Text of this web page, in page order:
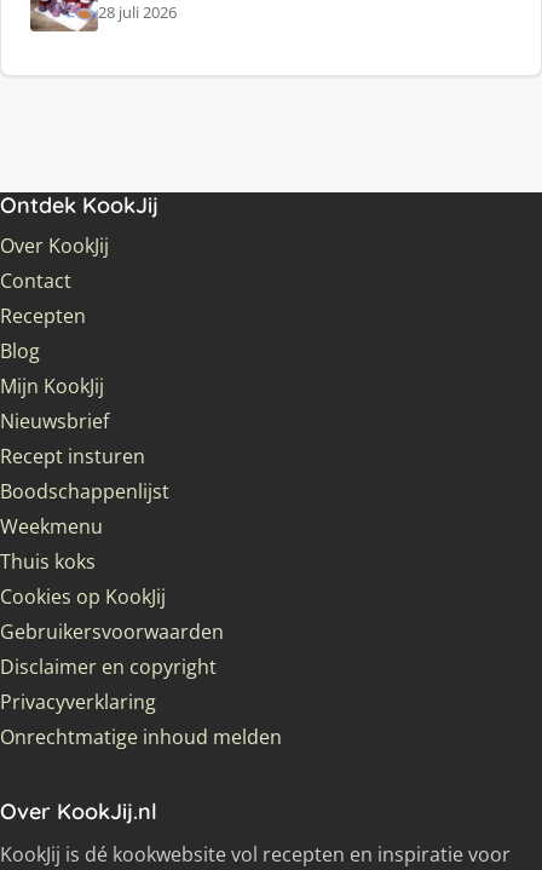
28 juli 2026
Ontdek KookJij
Over KookJij
Contact
Recepten
Blog
Mijn KookJij
Nieuwsbrief
Recept insturen
Boodschappenlijst
Weekmenu
Thuis koks
Cookies op KookJij
Gebruikersvoorwaarden
Disclaimer en copyright
Privacyverklaring
Onrechtmatige inhoud melden
Over KookJij.nl
KookJij is dé kookwebsite vol recepten en inspiratie voor